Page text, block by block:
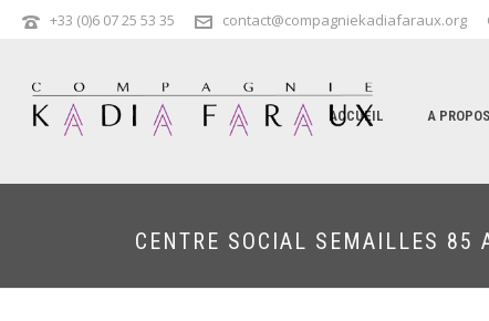
+33 (0)6 07 25 53 35 contact@compagniekadiafaraux.org
ACCUEIL A PROPOS
CENTRE SOCIAL SEMAILLES 85